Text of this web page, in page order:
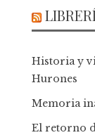
Historia y
Hurones
Memoria
El retorno